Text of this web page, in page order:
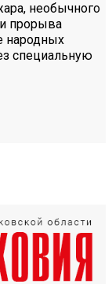
необычного
прорыва
народных
специальную